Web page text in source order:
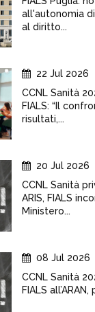
all'autonomia
al diritto...
22 Jul 2026
CCNL Sanità
FIALS: “Il
risultati,...
20 Jul 2026
CCNL Sanità
ARIS, FIALS
Ministero...
08 Jul 2026
CCNL Sanità
FIALS